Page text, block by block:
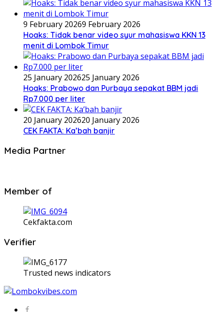
9 February 20269 February 2026
Hoaks: Tidak benar video syur mahasiswa KKN 13
menit di Lombok Timur
25 January 202625 January 2026
Hoaks: Prabowo dan Purbaya sepakat BBM jadi
Rp7.000 per liter
20 January 202620 January 2026
CEK FAKTA: Ka’bah banjir
Media Partner
Member of
Cekfakta.com
Verifier
Trusted news indicators